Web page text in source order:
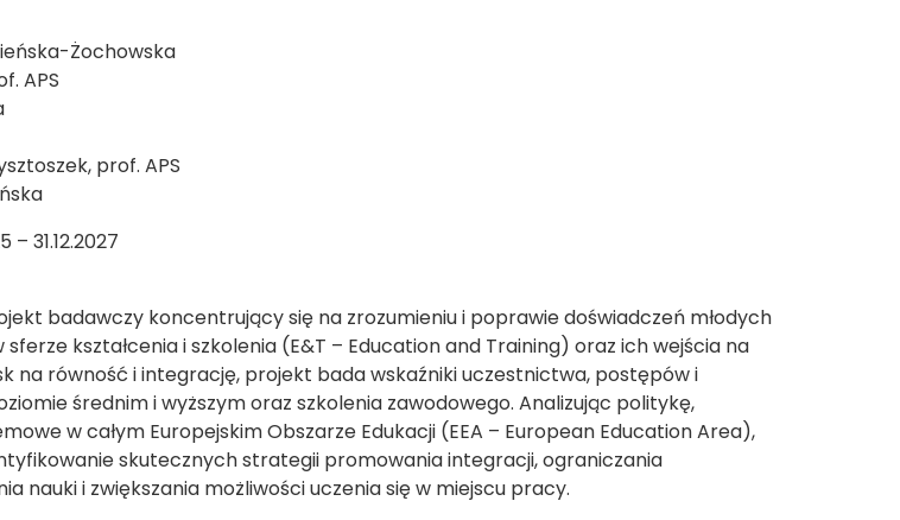
Żochowska
APS
prof. APS
– 31.12.2027
badawczy koncentrujący się na zrozumieniu i poprawie doświadczeń młodych
kształcenia i szkolenia (E&T – Education and Training) oraz ich wejścia na
na równość i integrację, projekt bada wskaźniki uczestnictwa, postępów i
średnim i wyższym oraz szkolenia zawodowego. Analizując politykę,
w całym Europejskim Obszarze Edukacji (EEA – European Education Area),
skutecznych strategii promowania integracji, ograniczania
nauki i zwiększania możliwości uczenia się w miejscu pracy.